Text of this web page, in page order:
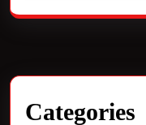
Categories